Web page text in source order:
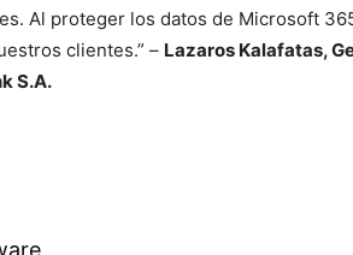
Al proteger los datos de Microsoft
clientes.” – Lazaros Kalafatas,
S.A.